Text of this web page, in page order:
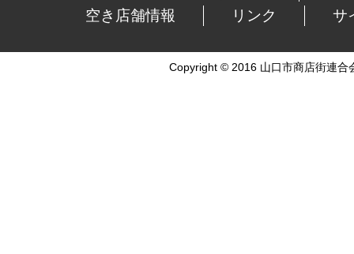
空き店舗情報
リンク サ
Copyright © 2016 山口市商店街連合